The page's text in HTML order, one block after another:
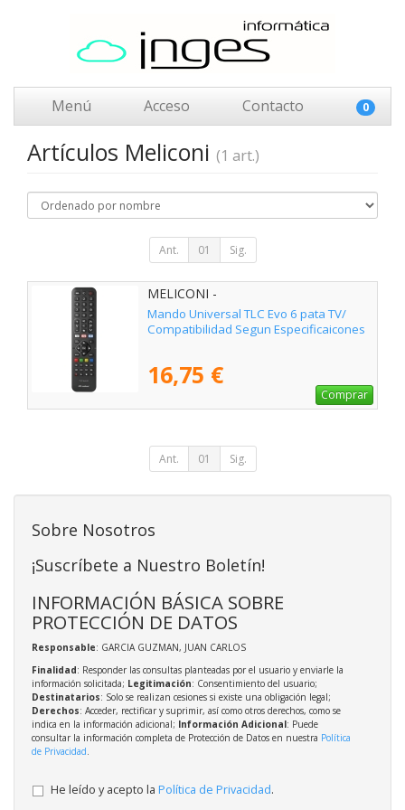
Menú Acceso Contacto 0
Artículos Meliconi (1 art.)
Ant. 01 Sig.
MELICONI -
Mando Universal TLC Evo 6 pata TV/
Compatibilidad Segun Especificaicones
16,75 €
Comprar
Ant. 01 Sig.
Sobre Nosotros
¡Suscríbete a Nuestro Boletín!
INFORMACIÓN BÁSICA SOBRE
PROTECCIÓN DE DATOS
Responsable: GARCIA GUZMAN, JUAN CARLOS
Finalidad: Responder las consultas planteadas por el usuario y enviarle la
información solicitada; Legitimación: Consentimiento del usuario;
Destinatarios: Solo se realizan cesiones si existe una obligación legal;
Derechos: Acceder, rectificar y suprimir, así como otros derechos, como se
indica en la información adicional; Información Adicional: Puede
consultar la información completa de Protección de Datos en nuestra Política
de Privacidad.
He leído y acepto la Política de Privacidad.